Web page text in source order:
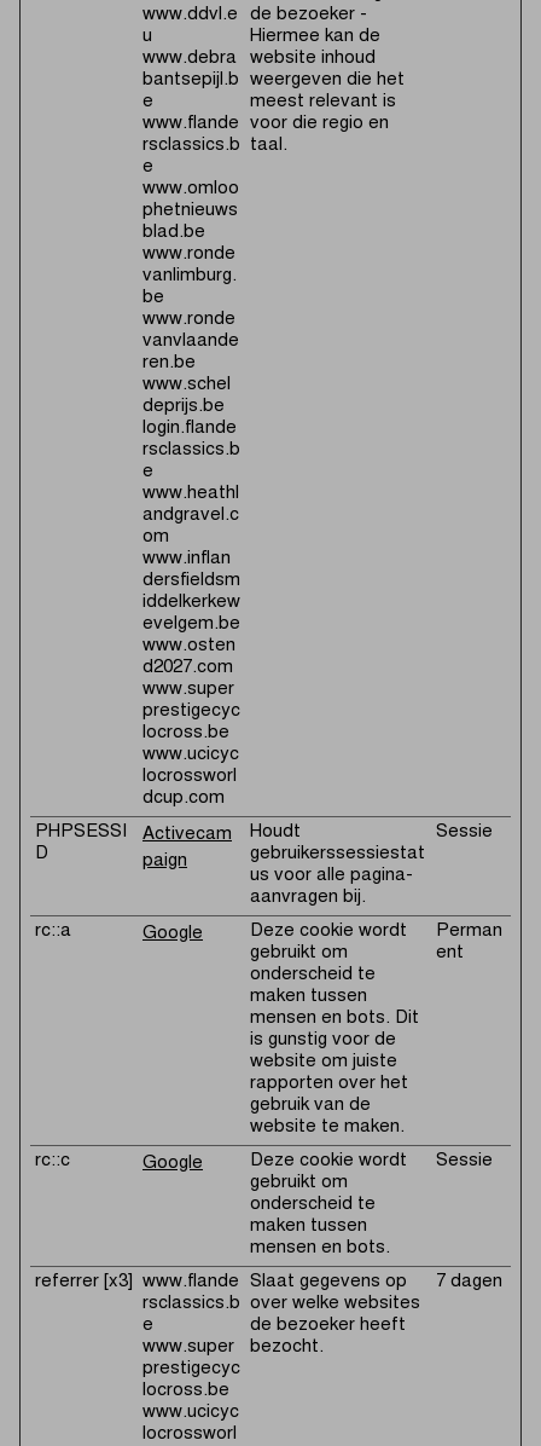
www.ddvl.e
u
www.debra
bantsepijl.b
e
www.flande
rsclassics.b
e
www.omloo
phetnieuws
blad.be
www.ronde
vanlimburg.
be
www.ronde
vanvlaande
ren.be
www.schel
deprijs.be
login.flande
rsclassics.b
e
www.heathl
andgravel.c
om
www.inflan
dersfieldsm
iddelkerkew
evelgem.be
www.osten
d2027.com
www.super
prestigecyc
locross.be
www.ucicyc
locrossworl
dcup.com
de bezoeker -
Hiermee kan de
website inhoud
weergeven die het
meest relevant is
voor die regio en
taal.
PHPSESSI
D
Activecam
paign
Houdt
gebruikerssessiestat
us voor alle pagina-
aanvragen bij.
Sessie
rc::a Google
Deze cookie wordt
gebruikt om
onderscheid te
maken tussen
mensen en bots. Dit
is gunstig voor de
website om juiste
rapporten over het
gebruik van de
website te maken.
Perman
ent
rc::c Google
Deze cookie wordt
gebruikt om
onderscheid te
maken tussen
mensen en bots.
Sessie
referrer [x3]
www.flande
rsclassics.b
e
www.super
prestigecyc
locross.be
www.ucicyc
locrossworl
Slaat gegevens op
over welke websites
de bezoeker heeft
bezocht.
7 dagen